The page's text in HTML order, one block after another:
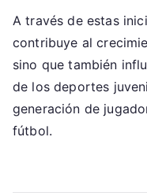
A través de estas
contribuye al
sino que también
de los deportes
generación de
fútbol.